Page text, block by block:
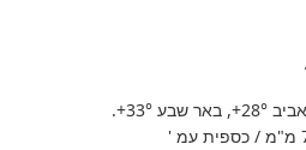
+28°, באר שבע +33°
.